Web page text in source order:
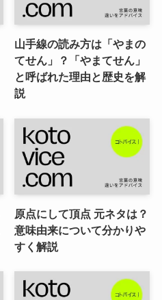
山手線の読み方は「やまの
てせん」？「やまてせん」
と呼ばれた理由と歴史を解
説
原点にして頂点 元ネタは？
意味由来について分かりや
すく解説